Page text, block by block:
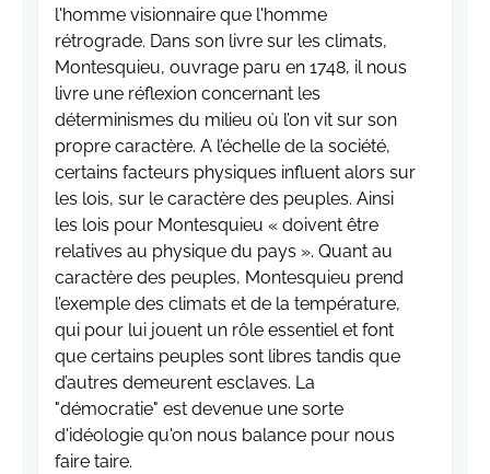
l'homme visionnaire que l'homme
rétrograde. Dans son livre sur les climats,
Montesquieu, ouvrage paru en 1748, il nous
livre une réflexion concernant les
déterminismes du milieu où l’on vit sur son
propre caractère. A l’échelle de la société,
certains facteurs physiques influent alors sur
les lois, sur le caractère des peuples. Ainsi
les lois pour Montesquieu « doivent être
relatives au physique du pays ». Quant au
caractère des peuples, Montesquieu prend
l’exemple des climats et de la température,
qui pour lui jouent un rôle essentiel et font
que certains peuples sont libres tandis que
d’autres demeurent esclaves. La
"démocratie" est devenue une sorte
d'idéologie qu'on nous balance pour nous
faire taire.